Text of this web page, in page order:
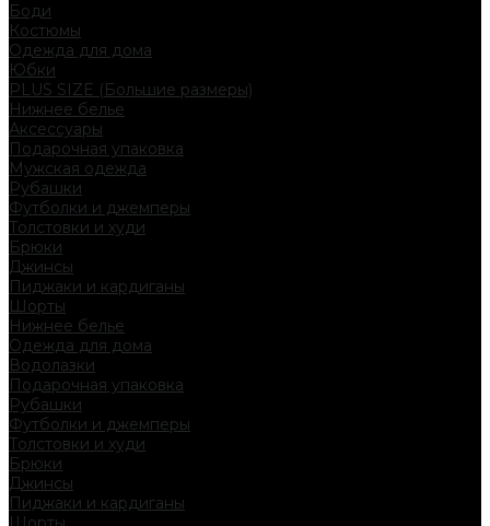
Боди
Костюмы
Одежда для дома
Юбки
PLUS SIZE (Большие размеры)
Нижнее белье
Аксессуары
Подарочная упаковка
Мужская одежда
Рубашки
Футболки и джемперы
Толстовки и худи
Брюки
Джинсы
Пиджаки и кардиганы
Шорты
Нижнее белье
Одежда для дома
Водолазки
Подарочная упаковка
Рубашки
Футболки и джемперы
Толстовки и худи
Брюки
Джинсы
Пиджаки и кардиганы